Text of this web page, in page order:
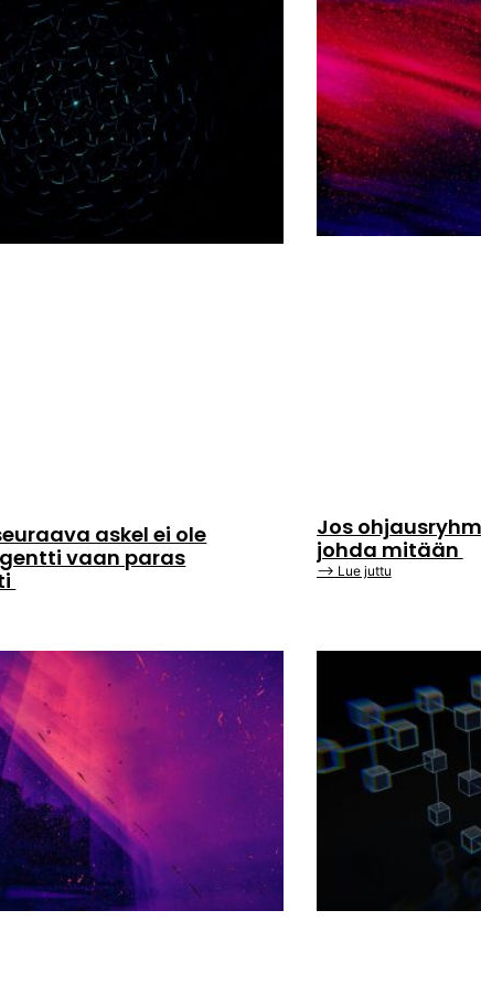
askel ei ole
vaan paras
Jos
johda mitään
⟶ Lue juttu